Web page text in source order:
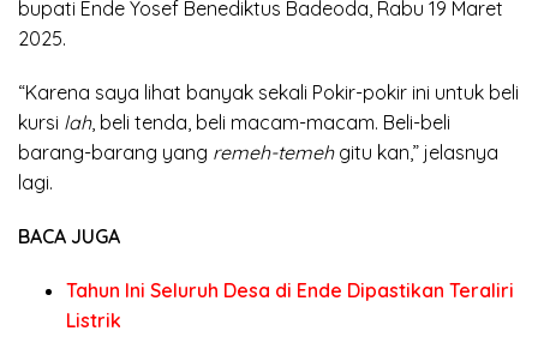
bupati Ende Yosef Benediktus Badeoda, Rabu 19 Maret
2025.
“Karena saya lihat banyak sekali Pokir-pokir ini untuk beli
kursi lah, beli tenda, beli macam-macam. Beli-beli
barang-barang yang remeh-temehgitu kan,” jelasnya
lagi.
BACA JUGA
Tahun Ini Seluruh Desa di Ende Dipastikan Teraliri
Listrik